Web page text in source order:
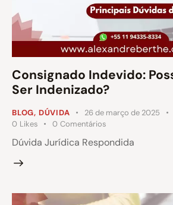
Consignado Indevido:
Ser Indenizado?
BLOG, DÚVIDA 26 de março de 2025
0 Likes 0 Comentários
Dúvida Jurídica Respondida